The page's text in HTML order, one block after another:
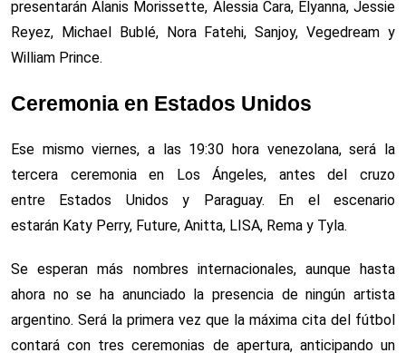
presentarán Alanis Morissette, Alessia Cara, Elyanna, Jessie
Reyez, Michael Bublé, Nora Fatehi, Sanjoy, Vegedream y
William Prince.
Ceremonia en Estados Unidos
Ese mismo viernes, a las 19:30 hora venezolana, será la
tercera ceremonia en Los Ángeles, antes del cruzo
entre Estados Unidos y Paraguay. En el escenario
estarán Katy Perry, Future, Anitta, LISA, Rema y Tyla.
Se esperan más nombres internacionales, aunque hasta
ahora no se ha anunciado la presencia de ningún artista
argentino. Será la primera vez que la máxima cita del fútbol
contará con tres ceremonias de apertura, anticipando un